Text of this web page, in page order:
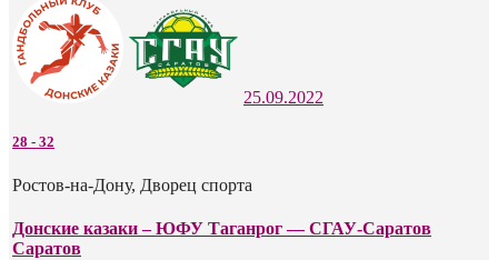
25.09.2022
28 - 32
Ростов-на-Дону, Дворец спорта
Донские казаки – ЮФУ Таганрог — СГАУ-Саратов
Саратов